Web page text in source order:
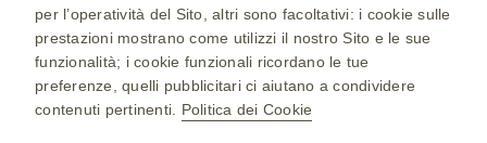
per l’operatività del Sito, altri sono facoltativi: i cookie sulle
prestazioni mostrano come utilizzi il nostro Sito e le sue
funzionalità; i cookie funzionali ricordano le tue
preferenze, quelli pubblicitari ci aiutano a condividere
contenuti pertinenti. Politica dei Cookie